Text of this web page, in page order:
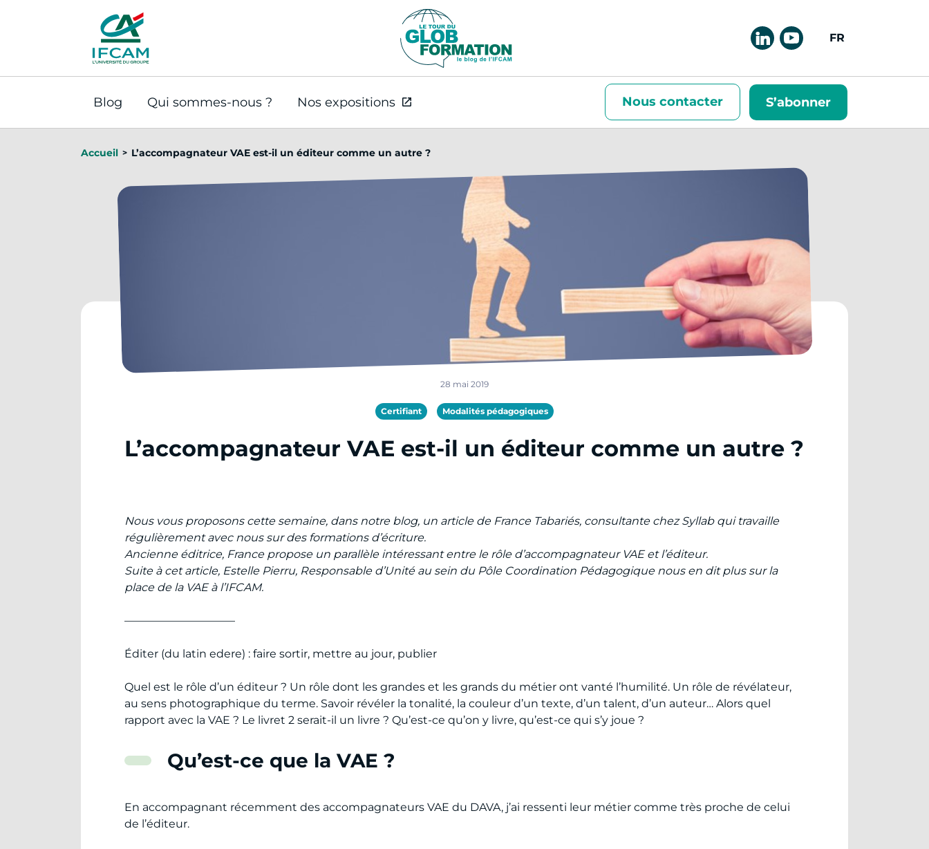
FRANÇAIS
Blog Qui sommes-nous ? Nos expositions Nous contacter S’abonner
Accueil L’accompagnateur VAE est-il un éditeur comme un autre ?
28 mai 2019
Certifiant Modalités pédagogiques
L’accompagnateur VAE est-il un éditeur comme un autre ?
Nous vous proposons cette semaine, dans notre blog, un article de France Tabariés, consultante chez Syllab qui travaille
régulièrement avec nous sur des formations d’écriture.
Ancienne éditrice, France propose un parallèle intéressant entre le rôle d’accompagnateur VAE et l’éditeur.
Suite à cet article, Estelle Pierru, Responsable d’Unité au sein du Pôle Coordination Pédagogique nous en dit plus sur la
place de la VAE à l’IFCAM.
——————————
Éditer (du latin edere) : faire sortir, mettre au jour, publier
Quel est le rôle d’un éditeur ? Un rôle dont les grandes et les grands du métier ont vanté l’humilité. Un rôle de révélateur,
au sens photographique du terme. Savoir révéler la tonalité, la couleur d’un texte, d’un talent, d’un auteur… Alors quel
rapport avec la VAE ? Le livret 2 serait-il un livre ? Qu’est-ce qu’on y livre, qu’est-ce qui s’y joue ?
Qu’est-ce que la VAE ?
En accompagnant récemment des accompagnateurs VAE du DAVA, j’ai ressenti leur métier comme très proche de celui
de l’éditeur.